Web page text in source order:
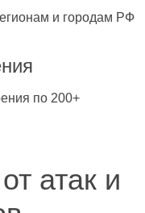
и городам РФ
по 200+
атак и